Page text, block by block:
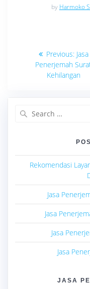
by Harmoko
Navigasi
pos
Previous: Jasa
Penerjemah
Kehilangan
Rekomendasi
Jasa
Jasa
Jasa
Jasa
JASA